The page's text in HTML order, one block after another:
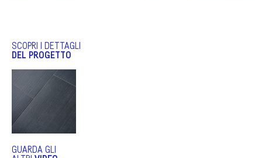
SCOPRI I DETTAGLI
DEL PROGETTO
GUARDA GLI